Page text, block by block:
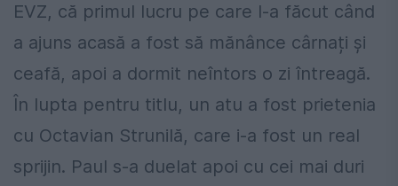
EVZ, că primul lucru pe care l-a făcut când
a ajuns acasă a fost să mănânce cârnați și
ceafă, apoi a dormit neîntors o zi întreagă.
În lupta pentru titlu, un atu a fost prietenia
cu Octavian Strunilă, care i-a fost un real
sprijin. Paul s-a duelat apoi cu cei mai duri